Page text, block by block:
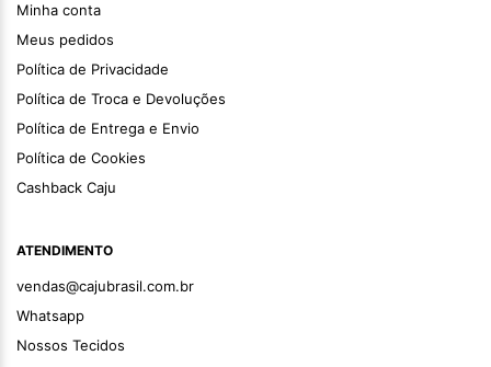
Minha conta
Meus pedidos
Política de Privacidade
Política de Troca e Devoluções
Política de Entrega e Envio
Política de Cookies
Cashback Caju
ATENDIMENTO
vendas@cajubrasil.com.br
Whatsapp
Nossos Tecidos